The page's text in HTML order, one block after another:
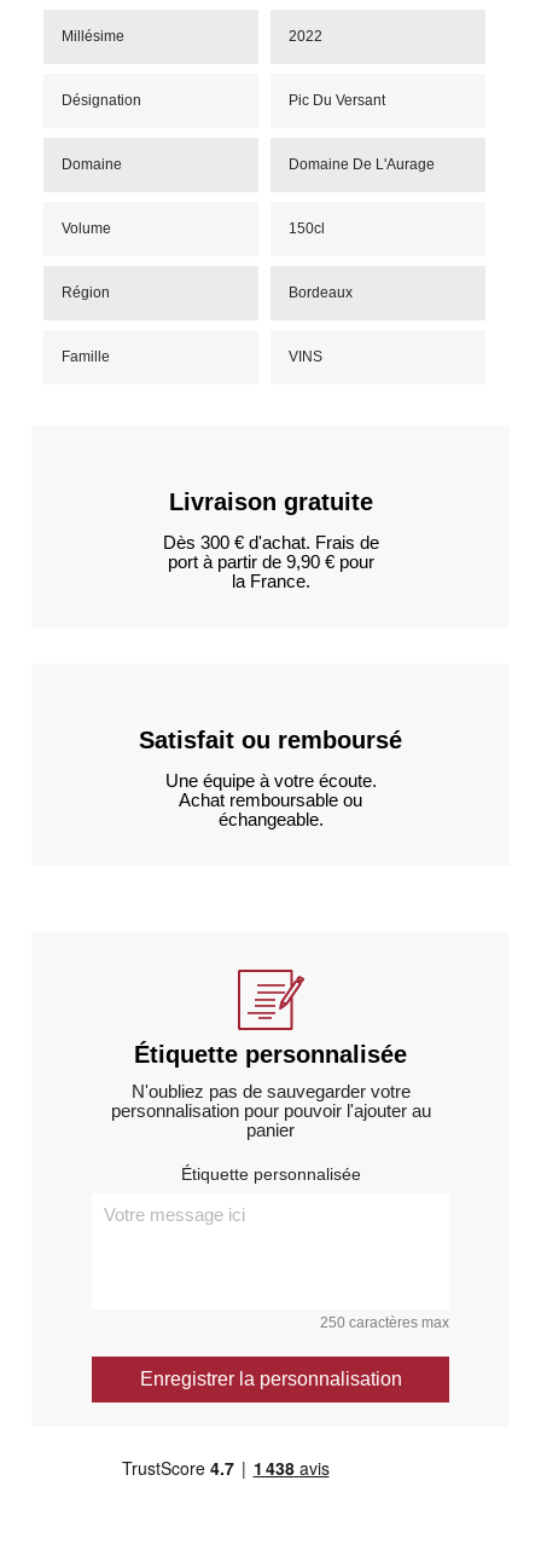
Millésime 2022
Désignation Pic Du Versant
Domaine Domaine De L'Aurage
Volume 150cl
Région Bordeaux
Famille VINS
Livraison gratuite
Dès 300 € d'achat. Frais de
port à partir de 9,90 € pour
la France.
Satisfait ou remboursé
Une équipe à votre écoute.
Achat remboursable ou
échangeable.
Étiquette personnalisée
N'oubliez pas de sauvegarder votre
personnalisation pour pouvoir l'ajouter au
panier
Étiquette personnalisée
250 caractères max
Enregistrer la personnalisation